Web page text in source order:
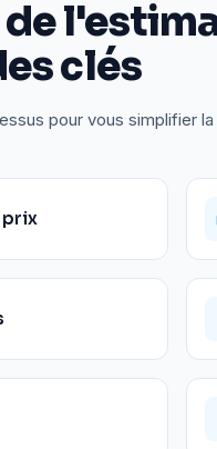
clés
pour vous simplifier la
prix